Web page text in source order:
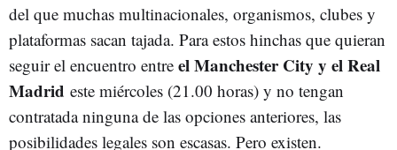
del que muchas multinacionales, organismos, clubes y
plataformas sacan tajada. Para estos hinchas que quieran
seguir el encuentro entre el Manchester City y el Real
Madrid este miércoles (21.00 horas) y no tengan
contratada ninguna de las opciones anteriores, las
posibilidades legales son escasas. Pero existen.